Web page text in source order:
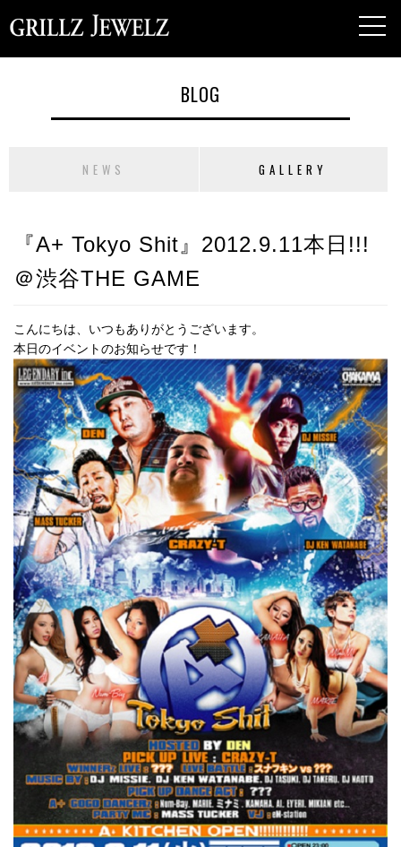
BLOG
NEWS GALLERY
『A+ Tokyo Shit』2012.9.11本日!!!
＠渋谷THE GAME
こんにちは、いつもありがとうございます。
本日のイベントのお知らせです！